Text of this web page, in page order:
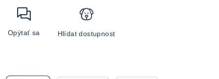
Opýtať sa Hlídat dostupnost